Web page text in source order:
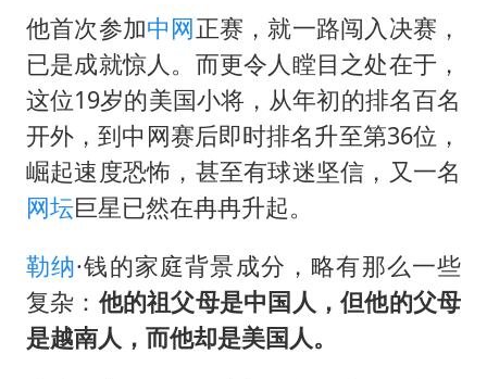
他首次参加中网正赛，就一路闯入决赛，
已是成就惊人。而更令人瞠目之处在于，
这位19岁的美国小将，从年初的排名百名
开外，到中网赛后即时排名升至第36位，
崛起速度恐怖，甚至有球迷坚信，又一名
网坛巨星已然在冉冉升起。
勒纳·钱的家庭背景成分，略有那么一些
复杂： 他的祖父母是中国人，但他的父母
是越南人，而他却是美国人。